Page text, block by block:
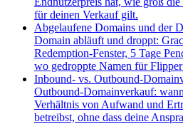
für deinen Verkauf gilt.
Abgelaufene Domains und der
Domain abläuft und droppt:
Redemption-Fenster, 5 Tage
wo gedroppte Namen für
Inbound- vs. Outbound-
Outbound-Domainverkauf:
Verhältnis von Aufwand und
betreibst, ohne dass deine